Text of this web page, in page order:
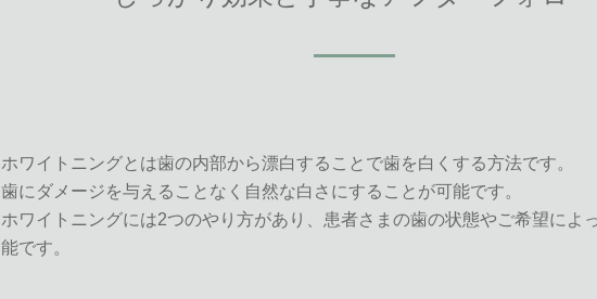
ホワイトニングとは歯の内部から漂白することで歯を白くする方法です。
歯にダメージを与えることなく自然な白さにすることが可能です。
ホワイトニングには2つのやり方があり、患者さまの歯の状態やご希望によ
能です。